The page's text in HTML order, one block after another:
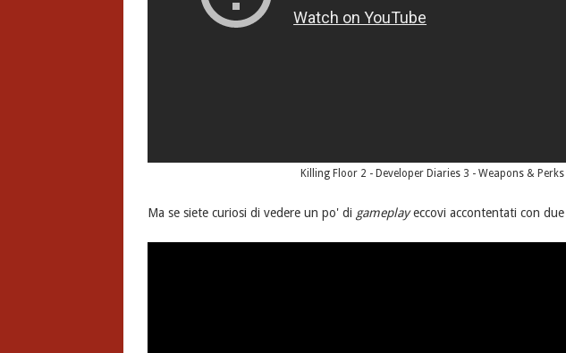
Killing Floor 2 - Developer Diaries 3 - Weapons &
Ma se siete curiosi di vedere un po' di gameplayeccovi accontentati con